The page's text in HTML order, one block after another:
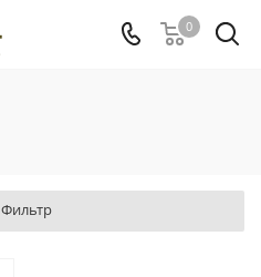
0
Фильтр